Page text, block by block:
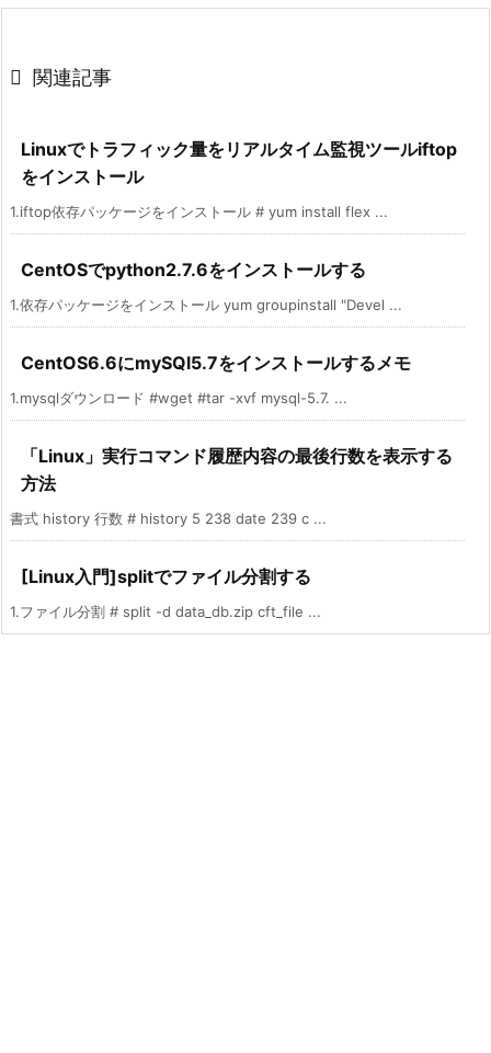
 関連記事
Linuxでトラフィック量をリアルタイム監視ツールiftop
をインストール
1.iftop依存パッケージをインストール # yum install flex ...
CentOSでpython2.7.6をインストールする
1.依存パッケージをインストール yum groupinstall "Devel ...
CentOS6.6にmySQl5.7をインストールするメモ
1.mysqlダウンロード #wget #tar -xvf mysql-5.7. ...
「Linux」実行コマンド履歴内容の最後行数を表示する
方法
書式 history 行数 # history 5 238 date 239 c ...
[Linux入門]splitでファイル分割する
1.ファイル分割 # split -d data_db.zip cft_file ...